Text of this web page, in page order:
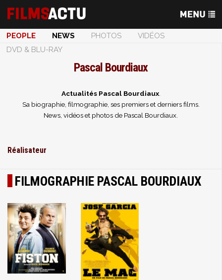
PEOPLE NEWS PHOTOS
VIDÉOS
DVD & BLU-RAY
Pascal Bourdiaux
Actualités Pascal Bourdiaux.
Sa biographie, filmographie, ses premiers et derniers films.
News, vidéos et photos de Pascal Bourdiaux.
Réalisateur
FILMOGRAPHIE PASCAL BOURDIAUX